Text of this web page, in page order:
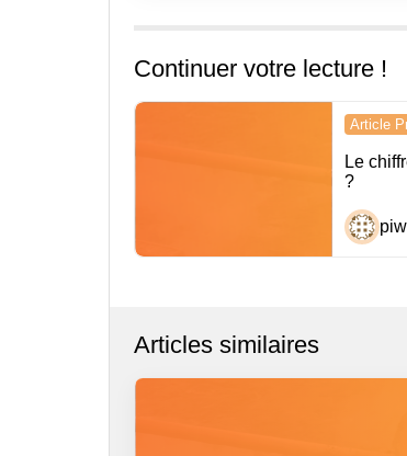
Continuer votre lecture !
Navigation
de
Article
Le
?
Articles similaires